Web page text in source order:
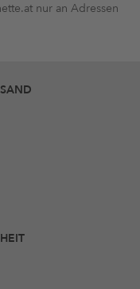
nur an Adressen